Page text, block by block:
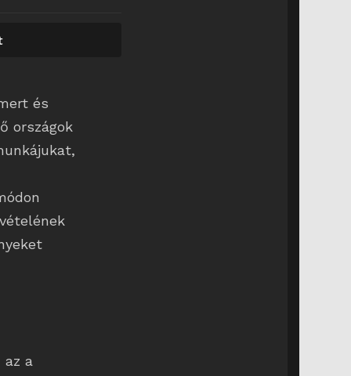
és
országok
a